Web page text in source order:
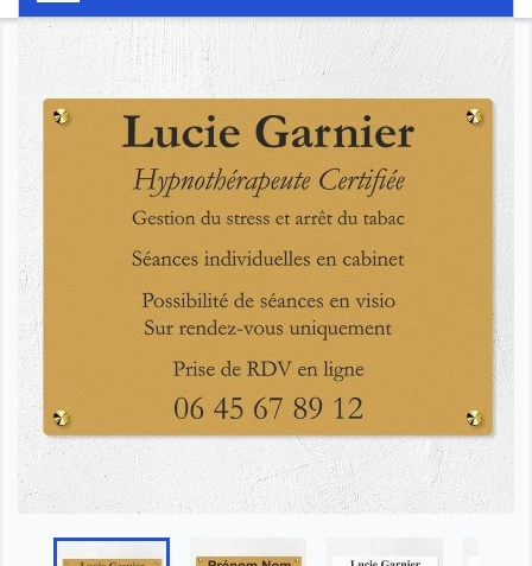
express
plaque